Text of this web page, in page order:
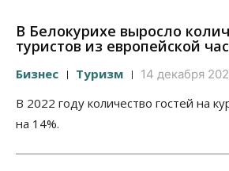
В Белокурихе выросло
туристов из европейской
Бизнес Туризм 14 декабря
В 2022 году количество гостей на
на 14%.